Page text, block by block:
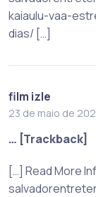
kaiaulu-vaa-
dias/ […]
film izle
23 de maio de
… [Trackback]
[…] Read More